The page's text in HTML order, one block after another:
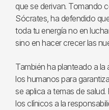
que se derivan. Tomando
Sócrates, ha defendido
toda tu energía no en
sino en hacer crecer las
También ha planteado a
los humanos para
se aplica a temas de
los clínicos a la